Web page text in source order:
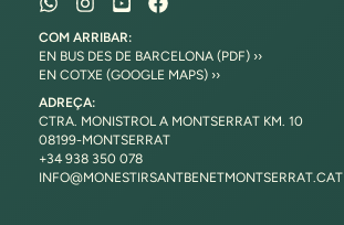
COM ARRIBAR:
EN BUS DES DE BARCELONA (PDF) ››
EN COTXE (GOOGLE MAPS) ››
ADREÇA:
CTRA. MONISTROL A MONTSERRAT KM. 10
08199-MONTSERRAT
+34 938 350 078
INFO@MONESTIRSANTBENETMONTSERRAT.CAT